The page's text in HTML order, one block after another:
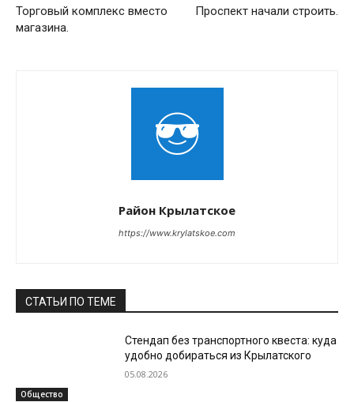
Торговый комплекс вместо
магазина.
Проспект начали строить.
Район Крылатское
https://www.krylatskoe.com
СТАТЬИ ПО ТЕМЕ
Общество
Стендап без транспортного квеста: куда
удобно добираться из Крылатского
05.08.2026